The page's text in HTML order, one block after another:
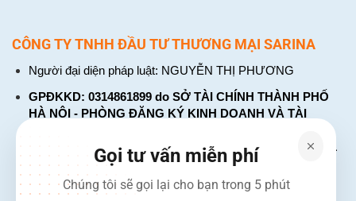
CÔNG TY TNHH ĐẦU TƯ THƯƠNG MẠI SARINA
Người đại diện pháp luật: NGUYỄN THỊ PHƯƠNG
GPĐKKD: 0314861899 do SỞ TÀI CHÍNH THÀNH PHỐ
HÀ NỘI - PHÒNG ĐĂNG KÝ KINH DOANH VÀ TÀI
CHÍNH DOANH NGHIỆP cấp. Đăng ký lần đầu: ngày 26
tháng 01 năm 2018. Đăng ký thay đổi lần thứ: 4, ngày 31
tháng 03 năm 2026
226 Đường Láng, Đống Đa, Hà Nội
Gọi tư vấn miễn phí
Chúng tôi sẽ gọi lại cho bạn trong 5 phút